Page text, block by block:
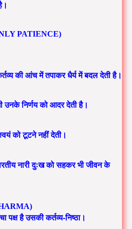
PATIENCE)
की आंच में तपाकर धैर्य में बदल देती है।
उनके निर्णय को आदर देती है।
को टूटने नहीं देती।
नारी दुःख को सहकर भी जीवन के
पक्ष है उसकीकर्तव्य-निष्ठा।